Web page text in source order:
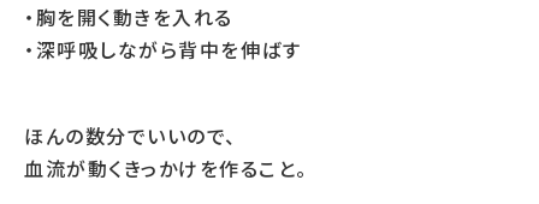
・胸を開く動きを入れる
・深呼吸しながら背中を伸ばす
ほんの数分でいいので、
血流が動くきっかけを作ること。